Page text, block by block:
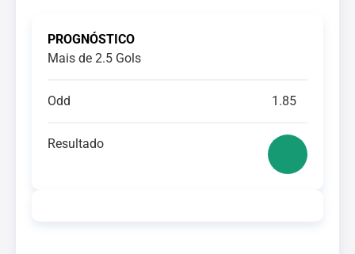
PROGNÓSTICO
Mais de 2.5 Gols
Odd 1.85
Resultado